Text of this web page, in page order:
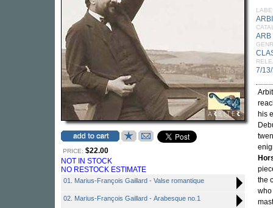
PRICE: $22.00
NOT IN STOCK
NO RESTOCK ESTIMATE
01. Marius-François Gaillard - Valse romantique
02. Marius-François Gaillard - Arabesque no.1
ARB
7/
his
the
who